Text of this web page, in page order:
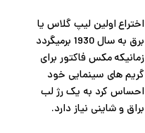
اختراع اولین لیپ گلاس یا
برق به سال 1930 برمیگردد
زمانیکه مکس فاکتور برای
گریم های سینمایی خود
احساس کرد به یک رژ لب
براق و شاینی نیاز دارد.